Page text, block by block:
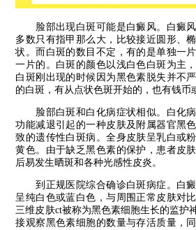
脸部出现白斑可能是白癜风。白癜风
多数只有指甲那么大，比较接近圆形、
状。而白斑的数目不定，有的是单独一
一片的。白斑的颜色以浅白色白斑为主
白斑刚出现的时候因为黑色素脱失并不
的白斑，有从点状色斑开始的，也有钱币
脸部白斑和白化病症状相似。白化病
功能减退引起的一种皮肤及附属器官黑
致的遗传性白斑病。全身皮肤呈乳白或
黄色。由于缺乏黑色素的保护，患者皮
后易发生晒斑和各种光感性皮炎。
到正规医院综合确诊白斑病症。白癜
呈纯白色或蓝白色，与周围正常皮肤对
三维皮肤ct被称为黑色素细胞生长的监护
接观察黑色素细胞的数量与存活质量，